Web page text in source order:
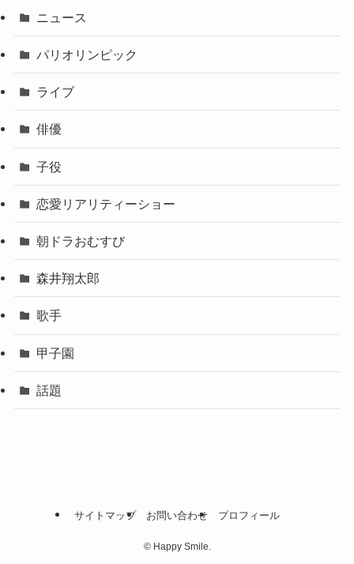
ニュース
パリオリンピック
ライブ
俳優
子役
恋愛リアリティーショー
朝ドラおむすび
森井翔太郎
歌手
甲子園
話題
サイトマップ お問い合わせ プロフィール
©Happy Smile.